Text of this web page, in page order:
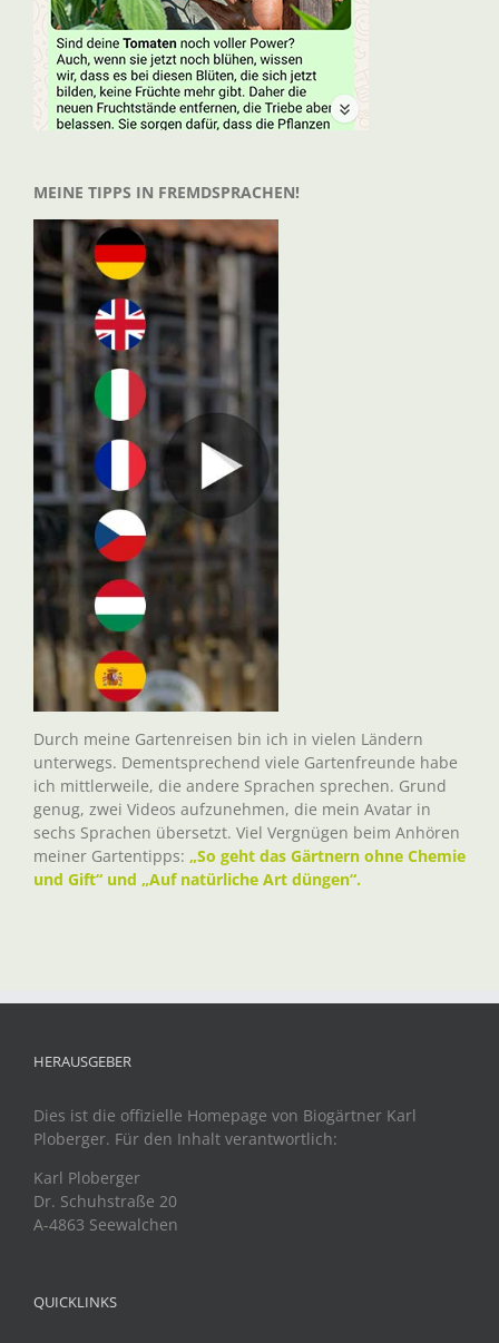
MEINE TIPPS IN FREMDSPRACHEN!
Durch meine Gartenreisen bin ich in vielen Ländern
unterwegs. Dementsprechend viele Gartenfreunde habe
ich mittlerweile, die andere Sprachen sprechen. Grund
genug, zwei Videos aufzunehmen, die mein Avatar in
sechs Sprachen übersetzt. Viel Vergnügen beim Anhören
meiner Gartentipps: „So geht das Gärtnern ohne Chemie
und Gift“ und „Auf natürliche Art düngen“.
HERAUSGEBER
Dies ist die offizielle Homepage von Biogärtner Karl
Ploberger. Für den Inhalt verantwortlich:
Karl Ploberger
Dr. Schuhstraße 20
A-4863 Seewalchen
QUICKLINKS